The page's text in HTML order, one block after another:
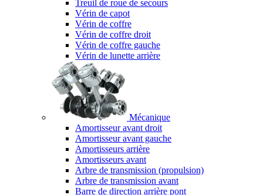
Treuil de roue de secours
Vérin de capot
Vérin de coffre
Vérin de coffre droit
Vérin de coffre gauche
Vérin de lunette arrière
Mécanique
Amortisseur avant droit
Amortisseur avant gauche
Amortisseurs arrière
Amortisseurs avant
Arbre de transmission (propulsion)
Arbre de transmission avant
Barre de direction arrière pont